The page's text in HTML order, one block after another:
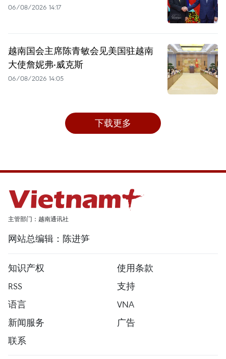
06/08/2026 14:17
越南国会主席陈青敏会见美国驻越南
大使詹妮弗·威克斯
06/08/2026 14:05
下载更多
主管部门：越南通讯社
网站总编辑：陈进笋
知识产权
使用条款
RSS
支持
语言
VNA
新闻服务
广告
联系